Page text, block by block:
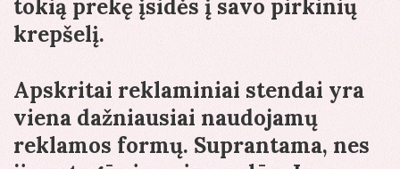
tokią prekę įsidės į savo pirkinių
krepšelį.
Apskritai reklaminiai stendai yra
viena dažniausiai naudojamų
reklamos formų. Suprantama, nes